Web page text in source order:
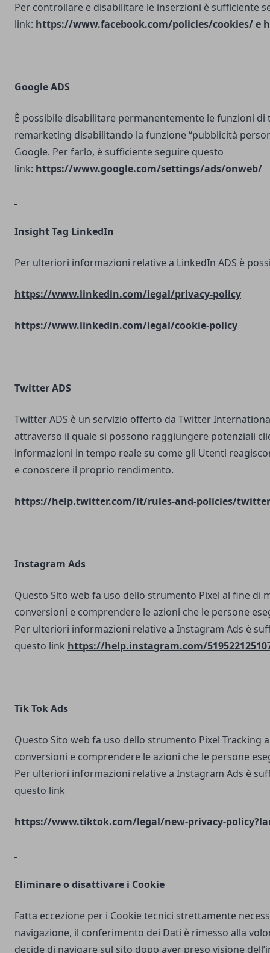
Per controllare e disabilitare le inserzioni è sufficiente
link: https://www.facebook.com/policies/cookies/e
Google ADS
È possibile disabilitare permanentemente le funzioni di
remarketing disabilitando la funzione “pubblicità
Google. Per farlo, è sufficiente seguire questo
link: https://www.google.com/settings/ads/onweb/
Insight Tag LinkedIn
Per ulteriori informazioni relative a LinkedIn ADS è
https://www.linkedin.com/legal/privacy-policy
https://www.linkedin.com/legal/cookie-policy
Twitter ADS
Twitter ADS è un servizio offerto da Twitter
attraverso il quale si possono raggiungere potenziali
informazioni in tempo reale su come gli Utenti
e conoscere il proprio rendimento.
https://help.twitter.com/it/rules-and-policies/
Instagram Ads
Questo Sito web fa uso dello strumento Pixel al fine di
conversioni e comprendere le azioni che le persone
Per ulteriori informazioni relative a Instagram Ads è
questo link https://help.instagram.com/
Tik Tok Ads
Questo Sito web fa uso dello strumento Pixel Tracking
conversioni e comprendere le azioni che le persone
Per ulteriori informazioni relative a Instagram Ads è
questo link
https://www.tiktok.com/legal/new-privacy-
Eliminare o disattivare i Cookie
Fatta eccezione per i Cookie tecnici strettamente
navigazione, il conferimento dei Dati è rimesso alla
decide di navigare sul sito dopo aver preso visione